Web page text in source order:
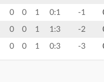
0 0 1 0:1 -1
0 0 1 1:3 -2
0 0 1 0:3 -3